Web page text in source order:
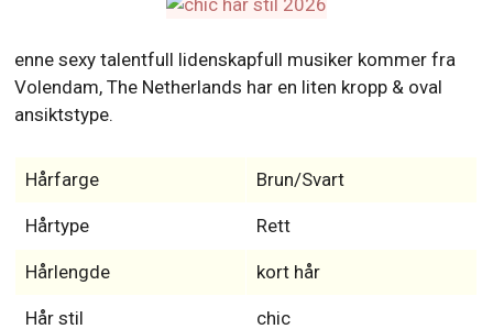
enne sexy talentfull lidenskapfull musiker kommer fra
Volendam, The Netherlands har en liten kropp & oval
ansiktstype.
Hårfarge Brun/Svart
Hårtype Rett
Hårlengde kort hår
Hår stil chic